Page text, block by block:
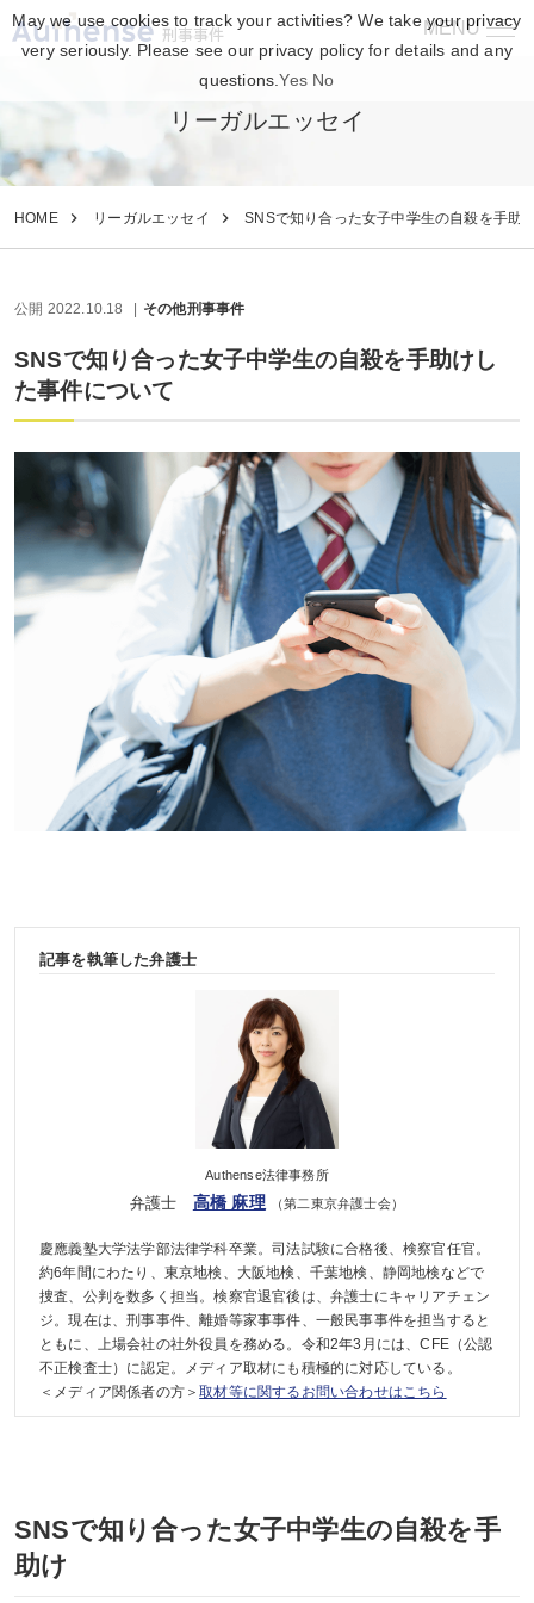
MENU
刑事事件
リーガルエッセイ
HOME リーガルエッセイ SNSで知り合った女子中学生の自殺を手助
公開 2022.10.18 その他刑事事件
SNSで知り合った女子中学生の自殺を手助けし
た事件について
記事を執筆した弁護士
Authense法律事務所
弁護士 高橋 麻理 （第二東京弁護士会）
慶應義塾大学法学部法律学科卒業。司法試験に合格後、検察官任官。
約6年間にわたり、東京地検、大阪地検、千葉地検、静岡地検などで
捜査、公判を数多く担当。検察官退官後は、弁護士にキャリアチェン
ジ。現在は、刑事事件、離婚等家事事件、一般民事事件を担当すると
ともに、上場会社の社外役員を務める。令和2年3月には、CFE（公認
不正検査士）に認定。メディア取材にも積極的に対応している。
＜メディア関係者の方＞取材等に関するお問い合わせはこちら
SNSで知り合った女子中学生の自殺を手
助け
May we use cookies to track your activities? We take your privacy
very seriously. Please see our privacy policy for details and any
questions.Yes No